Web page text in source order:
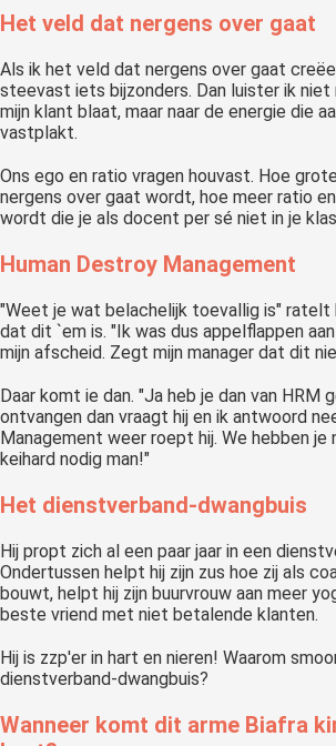
Het veld dat nergens over gaat
Als ik het veld dat nergens over gaat
steevast iets bijzonders. Dan luister ik niet
mijn klant blaat, maar naar de energie die
vastplakt.
Ons ego en ratio vragen houvast. Hoe
nergens over gaat wordt, hoe meer ratio
wordt die je als docent per sé niet in je
Human Destroy Management
"Weet je wat belachelijk toevallig is" ratelt
dat dit `em is. "Ik was dus appelflappen
mijn afscheid. Zegt mijn manager dat dit
Daar komt ie dan. "Ja heb je dan van HRM
ontvangen dan vraagt hij en ik antwoord
Management weer roept hij. We hebben je
keihard nodig man!"
Het dienstverband-dwangbuis
Hij propt zich al een paar jaar in een
Ondertussen helpt hij zijn zus hoe zij als
bouwt, helpt hij zijn buurvrouw aan meer
beste vriend met niet betalende klanten.
Hij is zzp'er in hart en nieren! Waarom
dienstverband-dwangbuis?
Wanneer komt dit arme Biafra